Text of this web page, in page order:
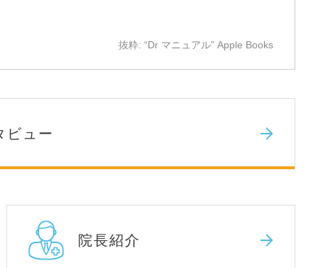
抜粋: “Dr マニュアル” Apple Books
ビュー
院長紹介